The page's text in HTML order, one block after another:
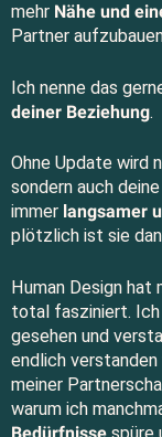
mehr Nähe und
Partner
Ich nenne das
deiner Beziehung.
Ohne Update wird
sondern auch
immer langsamer
plötzlich ist sie
Human Design
total fasziniert. Ich
gesehen und
endlich
meiner
warum ich